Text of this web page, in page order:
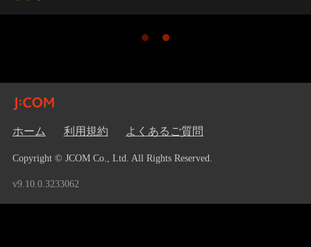
ホーム 利用規約 よくあるご質問
Copyright © JCOM Co., Ltd. All Rights Reserved.
v9.10.0.3233062